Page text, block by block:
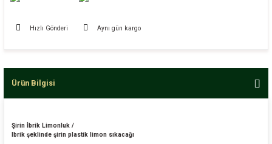
Hızlı Gönderi Aynı gün kargo
Ürün Bilgisi
Şirin İbrik Limonluk /
Ibrik şeklinde şirin plastik limon sıkacağı